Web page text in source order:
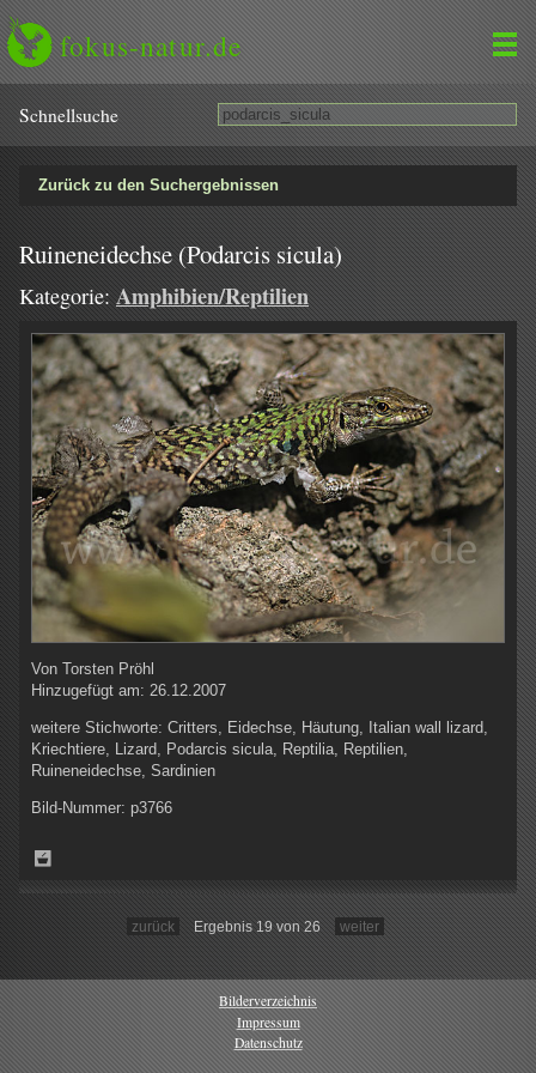
fokus-natur.de
Schnell­suche
Zurück zu den Suchergebnissen
Ruineneidechse (Podarcis sicula)
Kategorie: Amphibien/Reptilien
Von Torsten Pröhl
Hinzugefügt am: 26.12.2007
weitere Stichworte: Critters, Eidechse, Häutung, Italian wall lizard,
Kriechtiere, Lizard, Podarcis sicula, Reptilia, Reptilien,
Ruineneidechse, Sardinien
Bild-Nummer: p3766
zurück Ergebnis 19 von 26 weiter
Bilderverzeichnis
Impressum
Datenschutz